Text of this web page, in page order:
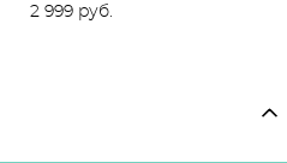
2 999 pуб.